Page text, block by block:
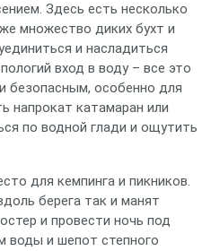
Здесь есть несколько
множество диких бухт и
и насладиться
вход в воду – все это
особенно для
напрокат катамаран или
по водной глади и ощутить
для кемпинга и пикников.
берега так и манят
и провести ночь под
воды и шепот степного